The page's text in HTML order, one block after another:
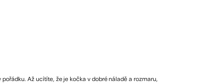
Až ucítíte, že je kočka v dobré náladě a rozmaru,